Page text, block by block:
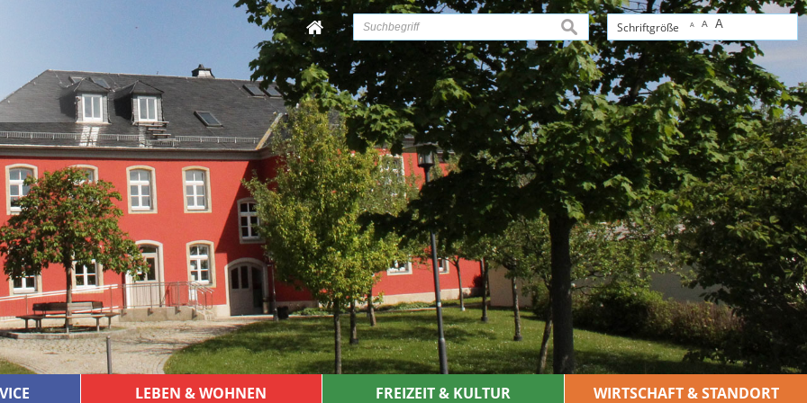
Schriftgröße A A A
suchen
LEBEN & WOHNEN FREIZEIT & KULTUR WIRTSCHAFT & STANDORT